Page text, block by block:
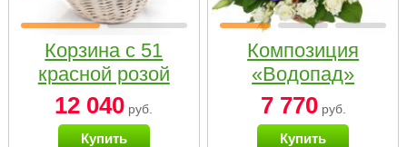
Корзина с 51
красной розой
12 040 руб.
Купить
Композиция
«Водопад»
7 770руб.
Купить